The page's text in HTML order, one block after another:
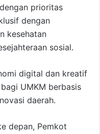
prioritas
dengan
kesehatan
sosial.
digital dan kreatif
UMKM berbasis
daerah.
depan, Pemkot